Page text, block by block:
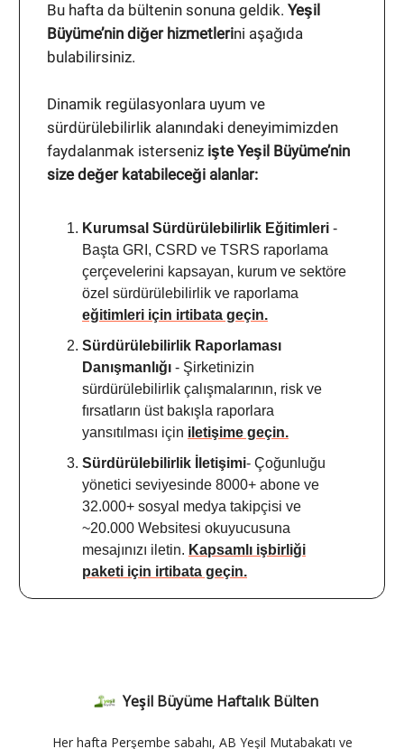
Bu hafta da bültenin sonuna geldik. Yeşil
Büyüme’nin diğer hizmetlerini aşağıda
bulabilirsiniz.
Dinamik regülasyonlara uyum ve
sürdürülebilirlik alanındaki deneyimimizden
faydalanmak isterseniz işte Yeşil Büyüme’nin
size değer katabileceği alanlar:
Kurumsal Sürdürülebilirlik Eğitimleri -
Başta GRI, CSRD ve TSRS raporlama
çerçevelerini kapsayan, kurum ve sektöre
özel sürdürülebilirlik ve raporlama
eğitimleri için irtibata geçin.
Sürdürülebilirlik Raporlaması
Danışmanlığı - Şirketinizin
sürdürülebilirlik çalışmalarının, risk ve
fırsatların üst bakışla raporlara
yansıtılması için iletişime geçin.
Sürdürülebilirlik İletişimi- Çoğunluğu
yönetici seviyesinde 8000+ abone ve
32.000+ sosyal medya takipçisi ve
~20.000 Websitesi okuyucusuna
mesajınızı iletin. Kapsamlı işbirliği
paketi için irtibata geçin.
Yeşil Büyüme Haftalık Bülten
Her hafta Perşembe sabahı, AB Yeşil Mutabakatı ve